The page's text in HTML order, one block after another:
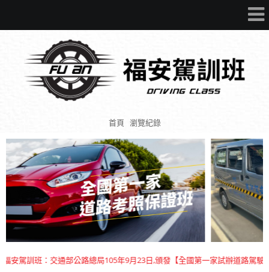
首頁 瀏覽紀錄
駕訓班：交通部公路總局105年9月23日,頒發【全國第一家試辦道路駕駛】